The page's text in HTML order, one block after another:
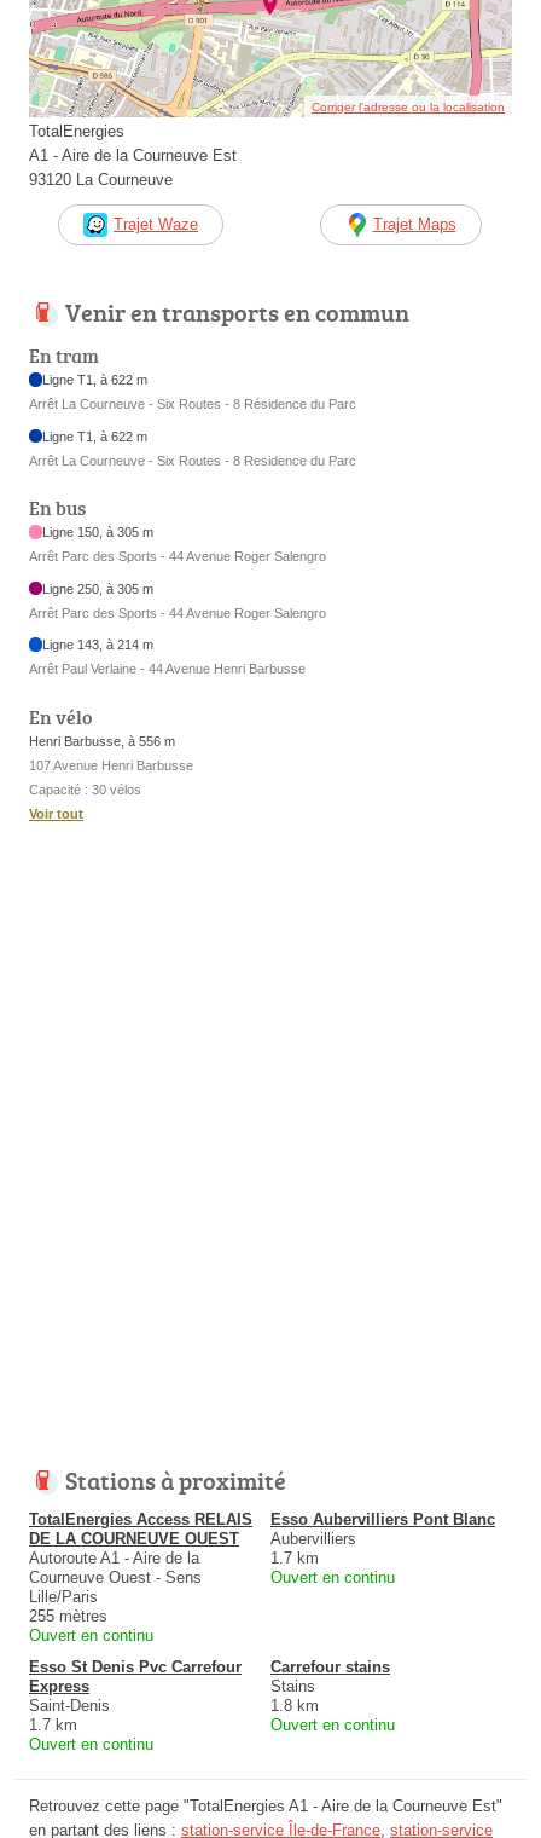
Corriger l’adresse ou la localisation
TotalEnergies
A1 - Aire de la Courneuve Est
93120 La Courneuve
Trajet Waze Trajet Maps
Venir en transports en commun
En tram
Ligne T1, à 622 m
Arrêt La Courneuve - Six Routes - 8 Résidence du Parc
Ligne T1, à 622 m
Arrêt La Courneuve - Six Routes - 8 Residence du Parc
En bus
Ligne 150, à 305 m
Arrêt Parc des Sports - 44 Avenue Roger Salengro
Ligne 250, à 305 m
Arrêt Parc des Sports - 44 Avenue Roger Salengro
Ligne 143, à 214 m
Arrêt Paul Verlaine - 44 Avenue Henri Barbusse
En vélo
Henri Barbusse, à 556 m
107 Avenue Henri Barbusse
Capacité : 30 vélos
Voir tout
Stations à proximité
TotalEnergies Access RELAIS
DE LA COURNEUVE OUEST
Autoroute A1 - Aire de la
Courneuve Ouest - Sens
Lille/Paris
255 mètres
Ouvert en continu
Esso Aubervilliers Pont Blanc
Aubervilliers
1.7 km
Ouvert en continu
Esso St Denis Pvc Carrefour
Express
Saint-Denis
1.7 km
Ouvert en continu
Carrefour stains
Stains
1.8 km
Ouvert en continu
Retrouvez cette page "TotalEnergies A1 - Aire de la Courneuve Est"
en partant des liens : station-service Île-de-France station-service